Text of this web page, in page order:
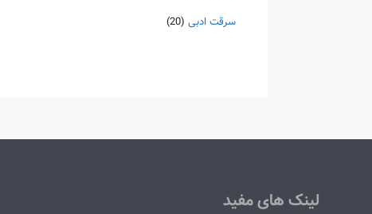
سرقت ادبی (20)
لینک های مفید